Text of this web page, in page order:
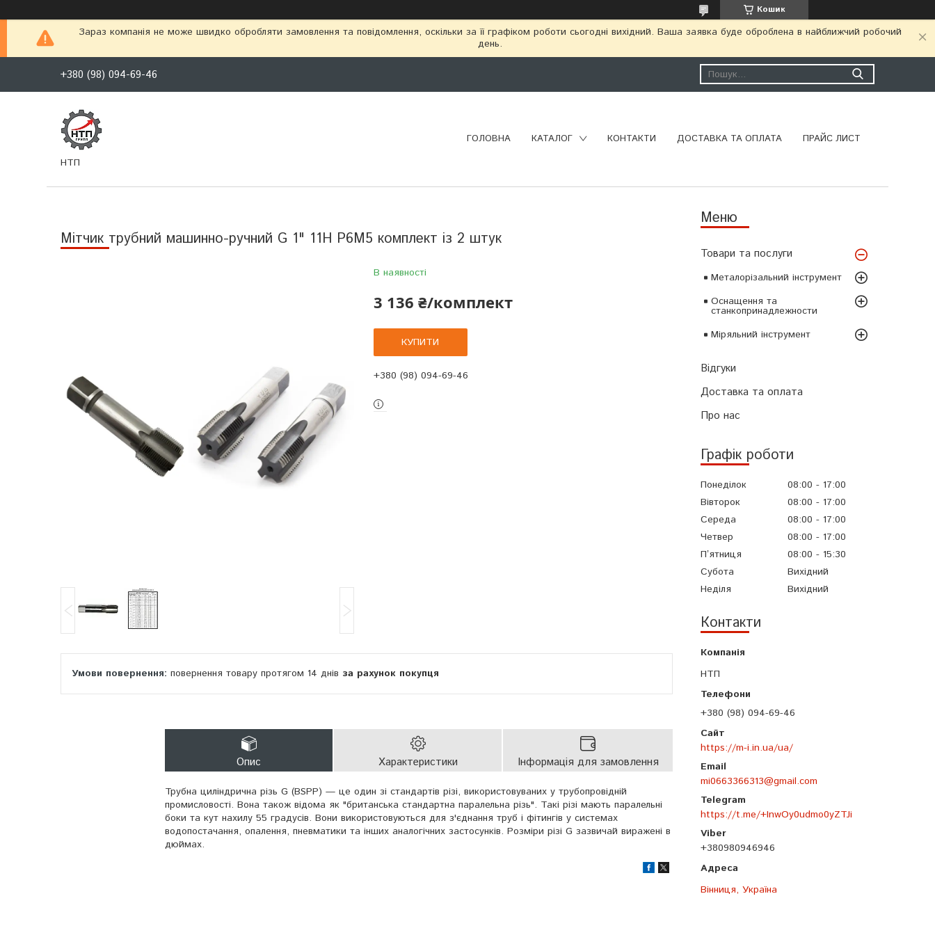
Кошик
Зараз компанія не може швидко обробляти замовлення та повідомлення, оскільки за її графіком роботи сьогодні вихідний. Ваша заявка буде оброблена в найближчий робочий
день.
+380 (98) 094-69-46
НТП
ГОЛОВНА КАТАЛОГ КОНТАКТИ ДОСТАВКА ТА ОПЛАТА ПРАЙС ЛИСТ
Товари та послуги
Металорізальний інструмент
Оснащення та
станкопринадлежности
Міряльний інструмент
Відгуки
Доставка та оплата
Про нас
Графік роботи
Понеділок 08:00
17:00
Вівторок
08:00
17:00
Середа
08:00
17:00
Четвер
08:00
17:00
Пʼятниця
08:00
15:30
Субота
Вихідний
Неділя
Вихідний
Контакти
НТП
+380 (98) 094-69-46
https://m-i.in.ua/ua/
mi0663366313@gmail.com
https://t.me/+InwOy0udmo0yZTJi
+380980946946
Вінниця, Україна
Мітчик трубний машинно-ручний G 1" 11Н Р6М5 комплект із 2 штук
В наявності
3 136 ₴/комплект
КУПИТИ
+380 (98) 094-69-46
повернення товару протягом 14 днів за рахунок покупця
Опис Характеристики Інформація для замовлення
Трубна циліндрична різь G (BSPP) — це один зі стандартів різі, використовуваних у трубопровідній
промисловості. Вона також відома як "британська стандартна паралельна різь". Такі різі мають паралельні
боки та кут нахилу 55 градусів. Вони використовуються для з'єднання труб і фітингів у системах
водопостачання, опалення, пневматики та інших аналогічних застосунків. Розміри різі G зазвичай виражені в
дюймах.